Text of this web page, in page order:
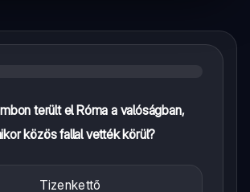
terült el Róma a valóságban,
közös fallal vették körül?
Tizenkettő